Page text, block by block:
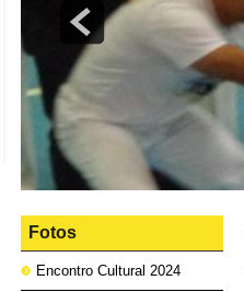
Fotos
Encontro Cultural 2024